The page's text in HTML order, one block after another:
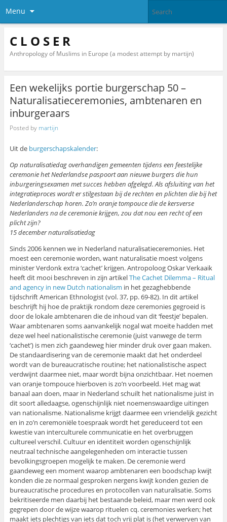
Menu
C L O S E R
Anthropology of Muslims in Europe (a modest attempt by martijn)
Een wekelijks portie burgerschap 50 –
Naturalisatieceremonies, ambtenaren en
inburgeraars
Posted by martijn
Uit de burgerschapskalender:
Op naturalisatiedag overhandigen gemeenten tijdens een feestelijke
ceremonie het Nederlandse paspoort aan nieuwe burgers die hun
inburgeringsexamen met succes hebben afgelegd. Als afsluiting van het
integratieproces wordt er stilgestaan bij de rechten en plichten die bij het
Nederlanderschap horen. Zo’n oranje tompouce die de kersverse
Nederlanders na de ceremonie krijgen, zou dat nou een recht of een
plicht zijn?
15 december naturalisatiedag
Sinds 2006 kennen we in Nederland naturalisatieceremonies. Het
moest een ceremonie worden, want naturalisatie moest volgens
minister Verdonk extra ‘cachet’ krijgen. Antropoloog Oskar Verkaaik
heeft dit mooi beschreven in zijn artikelThe Cachet Dilemma – Ritual
and agency in new Dutch nationalism in het gezaghebbende
tijdschrift American Ethnologist (vol. 37, pp. 69-82). In dit artikel
beschrijft hij hoe de praktijk rondom deze ceremonies gegroeid is
door de lokale ambtenaren die de inhoud van dit ‘feestje’ bepalen.
Waar ambtenaren soms aanvankelijk nogal wat moeite hadden met
deze wel heel nationalistische ceremonie (juist vanwege de term
‘cachet’) is men zich gaandeweg hier minder druk over gaan maken.
De standaardisering van de ceremonie maakt dat het onderdeel
wordt van de bureaucratische routine; het nationalistische aspect
verdwijnt daarmee niet, maar wordt bijna onzichtbaar. Het noemen
van oranje tompouce hierboven is zo’n voorbeeld. Het mag wat
banaal aan doen, maar in Nederland schuilt het nationalisme juist in
dit soort alledaagse, ogenschijnlijk niet noemenswaardige uitingen
van nationalisme. Nationalisme krijgt daarmee een vriendelijk gezicht
en in zo’n ceremoniële toespraak wordt het gereduceerd tot een
kwestie van interculturele communicatie en het overbruggen
cultureel verschil. Cultuur en identiteit worden ogenschijnlijk
neutraal technische aangelegenheden om interactie tussen
bevolkingsgroepen mogelijk te maken. De ceremonie werd
gaandeweg een moment waarop ambtenaren een boodschap kwijt
konden die ze normaal gesproken nergens kwijt konden gezien de
bureaucratische procedures en protocollen van naturalisatie. Soms
bekritiseerde men daarbij het bestaande beleid, maar men werd ook
gegrepen door de wijze waarop rituelen cq. ceremonies werken; het
maakt iets plechtigs van iets dat toch vrij plat is (het verwerven van